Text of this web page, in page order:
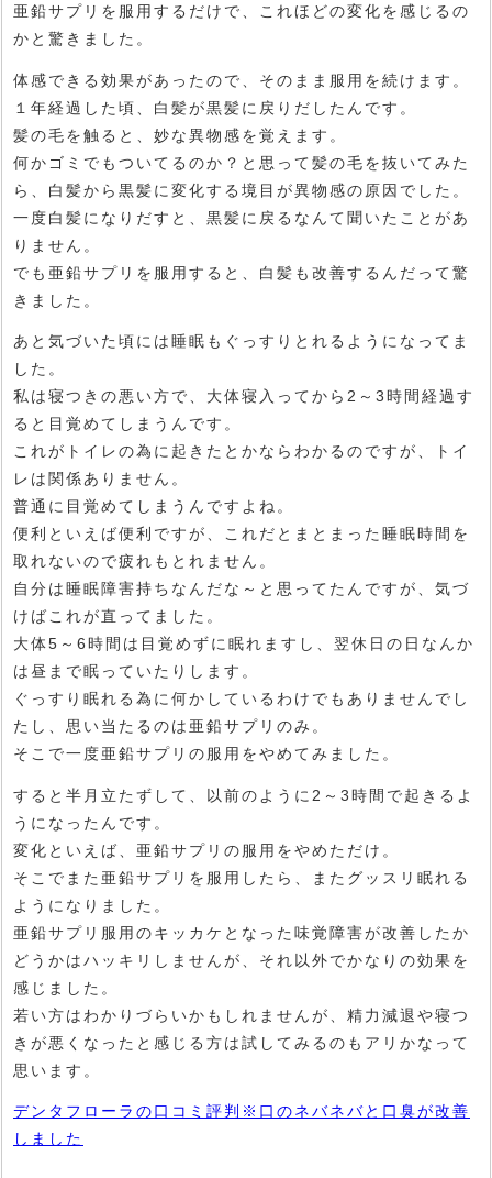
亜鉛サプリを服用するだけで、これほどの変化を感じるの
かと驚きました。
体感できる効果があったので、そのまま服用を続けます。
１年経過した頃、白髪が黒髪に戻りだしたんです。
髪の毛を触ると、妙な異物感を覚えます。
何かゴミでもついてるのか？と思って髪の毛を抜いてみた
ら、白髪から黒髪に変化する境目が異物感の原因でした。
一度白髪になりだすと、黒髪に戻るなんて聞いたことがあ
りません。
でも亜鉛サプリを服用すると、白髪も改善するんだって驚
きました。
あと気づいた頃には睡眠もぐっすりとれるようになってま
した。
私は寝つきの悪い方で、大体寝入ってから2～3時間経過す
ると目覚めてしまうんです。
これがトイレの為に起きたとかならわかるのですが、トイ
レは関係ありません。
普通に目覚めてしまうんですよね。
便利といえば便利ですが、これだとまとまった睡眠時間を
取れないので疲れもとれません。
自分は睡眠障害持ちなんだな～と思ってたんですが、気づ
けばこれが直ってました。
大体5～6時間は目覚めずに眠れますし、翌休日の日なんか
は昼まで眠っていたりします。
ぐっすり眠れる為に何かしているわけでもありませんでし
たし、思い当たるのは亜鉛サプリのみ。
そこで一度亜鉛サプリの服用をやめてみました。
すると半月立たずして、以前のように2～3時間で起きるよ
うになったんです。
変化といえば、亜鉛サプリの服用をやめただけ。
そこでまた亜鉛サプリを服用したら、またグッスリ眠れる
ようになりました。
亜鉛サプリ服用のキッカケとなった味覚障害が改善したか
どうかはハッキリしませんが、それ以外でかなりの効果を
感じました。
若い方はわかりづらいかもしれませんが、精力減退や寝つ
きが悪くなったと感じる方は試してみるのもアリかなって
思います。
デンタフローラの口コミ評判※口のネバネバと口臭が改善
しました